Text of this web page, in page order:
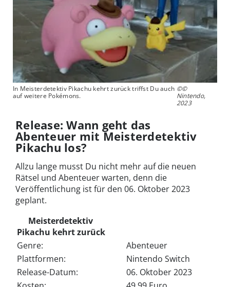
In Meisterdetektiv Pikachu kehrt zurück triffst Du auch
auf weitere Pokémons.
©©
Nintendo,
2023
Release: Wann geht das
Abenteuer mit Meisterdetektiv
Pikachu los?
Allzu lange musst Du nicht mehr auf die neuen
Rätsel und Abenteuer warten, denn die
Veröffentlichung ist für den 06. Oktober 2023
geplant.
Meisterdetektiv
Pikachu kehrt zurück
Genre:
Abenteuer
Plattformen:
Nintendo Switch
Release-Datum:
06. Oktober 2023